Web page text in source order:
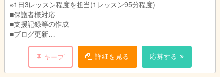
超過分は法定通り支給
ます。
※残業は月5時間程度
※1日3レッスン程度を担当(1レッスン95分程度)
■保護者様対応
■支援記録等の作成
■ブログ更新
■その他付随業務
変更の範囲：会社が指定する業務
※教室長業務を行う方は教室長業務(教室運営・トレーナー管理)
キープ 詳細を見る 応募する